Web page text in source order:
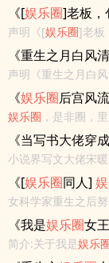
新章节小说在线阅
书友所发表的重生
网...
《[娱乐圈]老板，
声明《[娱乐圈]老板
包养要低调！最新
包养要低调！最新
最...
《重生之月白风
声明《重生之月白
乐圈]最新章节小说
最新章节，书友所
不...
《娱乐圈后宫风流
娱乐圈 ，是非圈，
然的机会涉足娱乐圈
见到了美女们为了
扎。娱乐圈，...
《当写书大佬穿成
小说界写文大佬宋
发一条微博分分钟
<br>“宋暖阳作精！
瘤！！
《[娱乐圈同人] 娱
女科学家重生之后
又一个棒郁的夜
解散的世界 尝试
...
《我是娱乐圈女王
简介:关于我是娱乐